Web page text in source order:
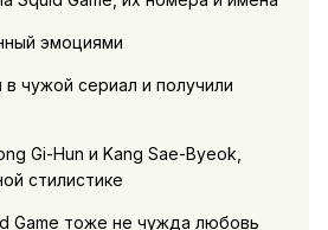
эмоциями
в чужой сериал и получили
Gi-Hun и Kang Sae-Byeok,
стилистике
Game тоже не чужда любовь